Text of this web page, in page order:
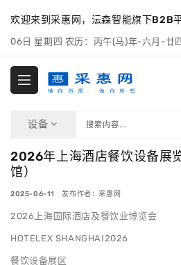
欢迎来到采惠网，沄森智能旗下B2B平
06日 星期四 农历：丙午(马)年-六月-廿
设备
2026年上海酒店餐饮设备展
馆）
2025-06-11 发布作者：采惠网
2026上海国际酒店及餐饮业博览会
HOTELEX SHANGHAI2026
餐饮设备展区